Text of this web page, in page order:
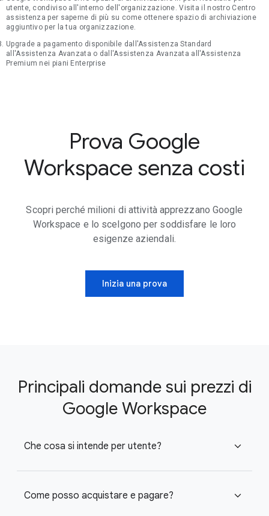
utente, condiviso all'interno dell'organizzazione. Visita il nostro Centro
assistenza per saperne di più su come ottenere spazio di archiviazione
aggiuntivo per la tua organizzazione.
Upgrade a pagamento disponibile dall'Assistenza Standard
all'Assistenza Avanzata o dall'Assistenza Avanzata all'Assistenza
Premium nei piani Enterprise
Prova Google
Workspace senza costi
Scopri perché milioni di attività apprezzano Google
Workspace e lo scelgono per soddisfare le loro
esigenze aziendali.
Inizia una prova
Principali domande sui prezzi di
Google Workspace
Che cosa si intende per utente? expand_more
Come posso acquistare e pagare? expand_more